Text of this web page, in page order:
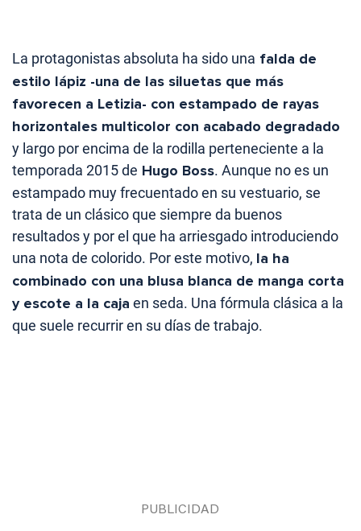
La protagonistas absoluta ha sido una falda de
estilo lápiz -una de las siluetas que más
favorecen a Letizia- con estampado de rayas
horizontales multicolor con acabado degradado
y largo por encima de la rodilla perteneciente a la
temporada 2015 de Hugo Boss. Aunque no es un
estampado muy frecuentado en su vestuario, se
trata de un clásico que siempre da buenos
resultados y por el que ha arriesgado introduciendo
una nota de colorido. Por este motivo, la ha
combinado con una blusa blanca de manga corta
y escote a la caja en seda. Una fórmula clásica a la
que suele recurrir en su días de trabajo.